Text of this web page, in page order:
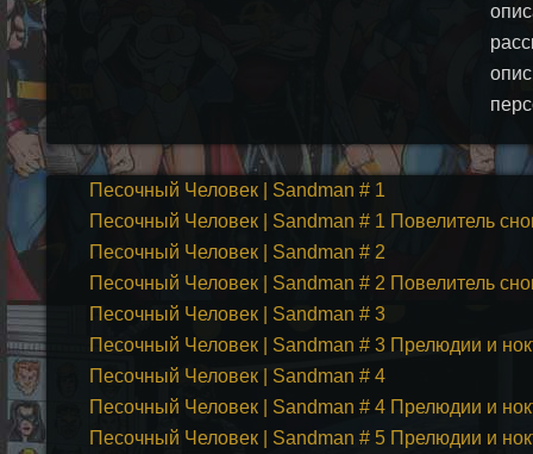
Песочный Человек | Sandman # 1
Песочный Человек | Sandman # 1 Повелитель
Песочный Человек | Sandman # 2
Песочный Человек | Sandman # 2 Повелитель
Песочный Человек | Sandman # 3
Песочный Человек | Sandman # 3 Прелюдии и
Песочный Человек | Sandman # 4
Песочный Человек | Sandman # 4 Прелюдии и
Песочный Человек | Sandman # 5 Прелюдии и